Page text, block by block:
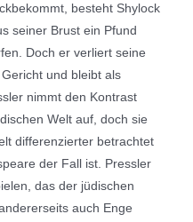
besteht Shylock
seiner Brust ein Pfund
Doch er verliert seine
und bleibt als
nimmt den Kontrast
Welt auf, doch sie
differenzierter betrachtet
der Fall ist. Pressler
das der jüdischen
auch Enge